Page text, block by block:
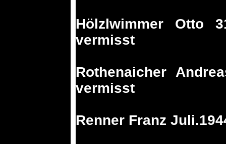
Hölzlwimmer Otto
vermisst
Rothenaicher
vermisst
Renner Franz